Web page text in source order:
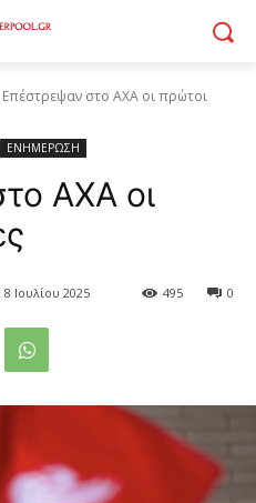
Επέστρεψαν στο AXA οι πρώτοι
ΕΝΗΜΕΡΩΣΗ
AXA οι
8 Ιουλίου 2025 0
495